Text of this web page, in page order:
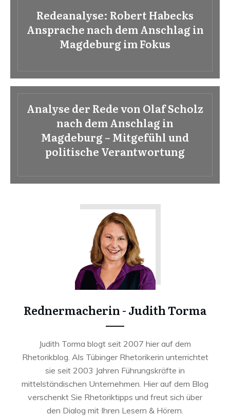
Redeanalyse: Robert Habecks
Ansprache nach dem Anschlag in
Magdeburg im Fokus
Analyse der Rede von Olaf Scholz
nach dem Anschlag in
Magdeburg – Mitgefühl und
politische Verantwortung
Rednermacherin - Judith Torma
Judith Torma blogt seit 2007 hier auf dem
Rhetorikblog. Als Tübinger Rhetorikerin unterrichtet
sie seit 2003 Jahren Führungskräfte in
mittelständischen Unternehmen. Hier auf dem Blog
verschenkt Sie Rhetoriktipps und freut sich über
den Dialog mit Ihren Lesern & Hörern.